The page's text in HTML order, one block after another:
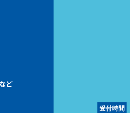
ど
受付時間